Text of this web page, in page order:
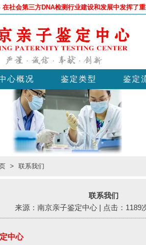
在社会第三方DNA检测行业建设和发展中发挥了
心概况 鉴定类型 鉴定
> 联系我们
联系我们
来源：南京亲子鉴定中心 | 点击：1189
中心